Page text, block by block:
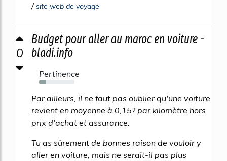
/site web de voyage
0
Budget pour aller au maroc en voiture -
bladi.info
Pertinence
20%
Par ailleurs, il ne faut pas oublier qu'une voiture
revient en moyenne à 0,15? par kilomètre hors
prix d'achat et assurance.
Tu as sûrement de bonnes raison de vouloir y
aller en voiture, mais ne serait-il pas plus